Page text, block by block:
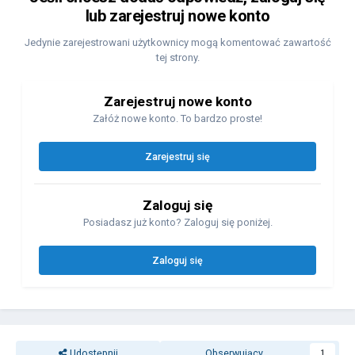
lub zarejestruj nowe konto
Jedynie zarejestrowani użytkownicy mogą komentować zawartość
tej strony.
Zarejestruj nowe konto
Załóż nowe konto. To bardzo proste!
Zarejestruj się
Zaloguj się
Posiadasz już konto? Zaloguj się poniżej.
Zaloguj się
1